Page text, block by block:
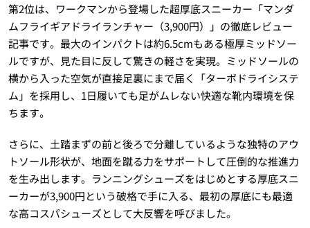
第2位は、ワークマンから登場した超厚底スニーカー「マンダ
ムフライギアドライランチャー（3,900円）」の徹底レビュー
記事です。最大のインパクトは約6.5cmもある極厚ミッドソー
ルですが、見た目に反して驚きの軽さを実現。ミッドソールの
横から入った空気が直接足裏にまで届く「ターボドライシステ
ム」を採用し、1日履いても足がムレない快適な靴内環境を保
ちます。
さらに、土踏まずの前と後ろで分離しているような独特のアウ
トソール形状が、地面を蹴る力をサポートして圧倒的な推進力
を生み出します。ランニングシューズをはじめとする厚底スニ
ーカーが3,900円という破格で手に入る、最初の厚底にも最適
な高コスパシューズとして大反響を呼びました。